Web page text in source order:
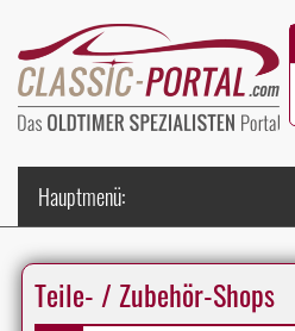
Teile- / Zubehör-Shops